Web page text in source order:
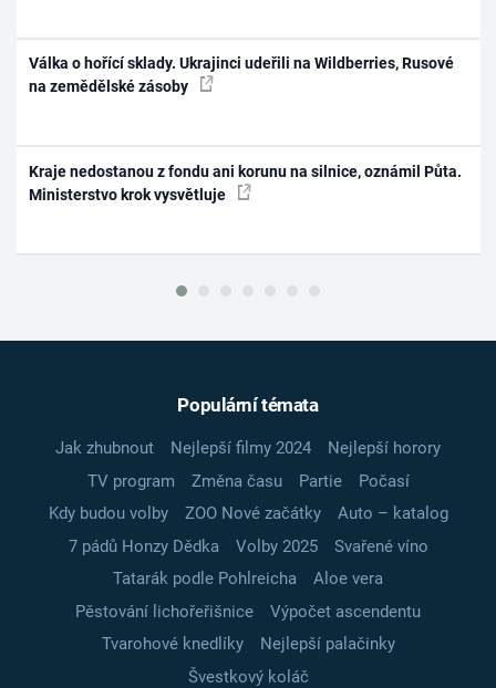
Válka o hořící sklady. Ukrajinci udeřili na Wildberries, Rusové
na zemědělské zásoby
Kraje nedostanou z fondu ani korunu na silnice, oznámil Půta.
Ministerstvo krok vysvětluje
Populární témata
Jak zhubnout Nejlepší filmy 2024
Nejlepší horory
TV program
Změna času Partie
Počasí
Kdy budou volby
ZOO Nové začátky
Auto – katalog
7 pádů Honzy Dědka
Volby 2025
Svařené víno
Tatarák podle Pohlreicha
Aloe vera
Pěstování lichořeřišnice
Výpočet ascendentu
Tvarohové knedlíky
Nejlepší palačinky
Švestkový koláč